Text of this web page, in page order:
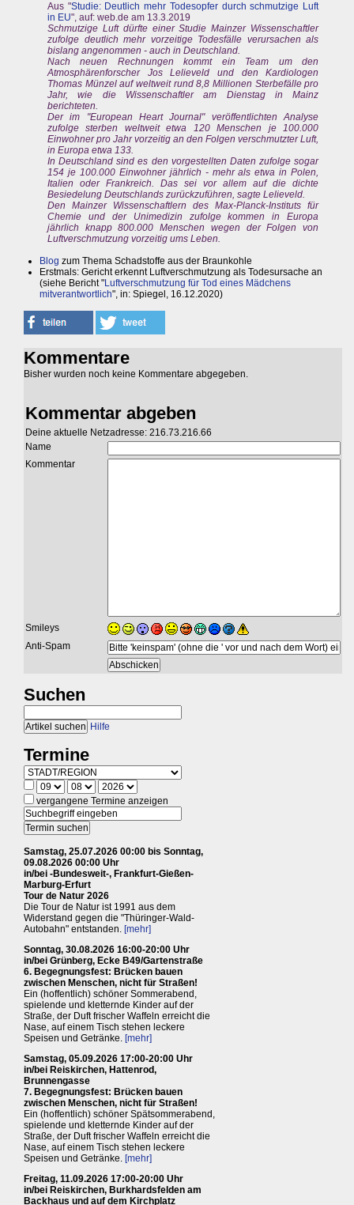
Aus "Studie: Deutlich mehr Todesopfer durch schmutzige Luft
in EU", auf: web.de am 13.3.2019
Schmutzige Luft dürfte einer Studie Mainzer Wissenschaftler
zufolge deutlich mehr vorzeitige Todesfälle verursachen als
bislang angenommen - auch in Deutschland.
Nach neuen Rechnungen kommt ein Team um den
Atmosphärenforscher Jos Lelieveld und den Kardiologen
Thomas Münzel auf weltweit rund 8,8 Millionen Sterbefälle pro
Jahr, wie die Wissenschaftler am Dienstag in Mainz
berichteten.
Der im "European Heart Journal" veröffentlichten Analyse
zufolge sterben weltweit etwa 120 Menschen je 100.000
Einwohner pro Jahr vorzeitig an den Folgen verschmutzter Luft,
in Europa etwa 133.
In Deutschland sind es den vorgestellten Daten zufolge sogar
154 je 100.000 Einwohner jährlich - mehr als etwa in Polen,
Italien oder Frankreich. Das sei vor allem auf die dichte
Besiedelung Deutschlands zurückzuführen, sagte Lelieveld.
Den Mainzer Wissenschaftlern des Max-Planck-Instituts für
Chemie und der Unimedizin zufolge kommen in Europa
jährlich knapp 800.000 Menschen wegen der Folgen von
Luftverschmutzung vorzeitig ums Leben.
Blog zum Thema Schadstoffe aus der Braunkohle
Erstmals: Gericht erkennt Luftverschmutzung als Todesursache an
(siehe Bericht "Luftverschmutzung für Tod eines Mädchens
mitverantwortlich", in: Spiegel, 16.12.2020)
Kommentare
Bisher wurden noch keine Kommentare abgegeben.
Kommentar abgeben
Deine aktuelle Netzadresse: 216.73.216.66
Name
Kommentar
Smileys
Anti-Spam
Suchen
Hilfe
Termine
vergangene Termine anzeigen
Samstag, 25.07.2026 00:00 bis Sonntag,
09.08.2026 00:00 Uhr
in/bei -Bundesweit-, Frankfurt-Gießen-
Marburg-Erfurt
Tour de Natur 2026
Die Tour de Natur ist 1991 aus dem
Widerstand gegen die "Thüringer-Wald-
Autobahn" entstanden. [mehr]
Sonntag, 30.08.2026 16:00-20:00 Uhr
in/bei Grünberg, Ecke B49/Gartenstraße
6. Begegnungsfest: Brücken bauen
zwischen Menschen, nicht für Straßen!
Ein (hoffentlich) schöner Sommerabend,
spielende und kletternde Kinder auf der
Straße, der Duft frischer Waffeln erreicht die
Nase, auf einem Tisch stehen leckere
Speisen und Getränke. [mehr]
Samstag, 05.09.2026 17:00-20:00 Uhr
in/bei Reiskirchen, Hattenrod,
Brunnengasse
7. Begegnungsfest: Brücken bauen
zwischen Menschen, nicht für Straßen!
Ein (hoffentlich) schöner Spätsommerabend,
spielende und kletternde Kinder auf der
Straße, der Duft frischer Waffeln erreicht die
Nase, auf einem Tisch stehen leckere
Speisen und Getränke. [mehr]
Freitag, 11.09.2026 17:00-20:00 Uhr
in/bei Reiskirchen, Burkhardsfelden am
Backhaus und auf dem Kirchplatz